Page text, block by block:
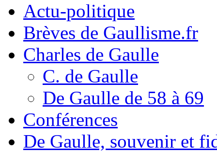
Actu-politique
Brèves de Gaullisme.fr
Charles de Gaulle
C. de Gaulle
De Gaulle de 58 à 69
Conférences
De Gaulle, souvenir et